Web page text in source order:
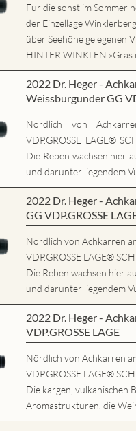
Für die sonst im Sommer
der Einzellage
über Seehöhe gelegenen
HINTER WINKLEN »Gras
2022 Dr. Heger -
Weissburgunder GG
Nördlich von
VDP.GROSSE LAGE®
Die Reben wachsen hier
und darunter liegendem
2022 Dr. Heger -
GG VDP.GROSSE
Nördlich von Achkarren
VDP.GROSSE LAGE®
Die Reben wachsen hier
und darunter liegendem
2022 Dr. Heger -
VDP.GROSSE LAGE
Nördlich von Achkarren
VDP.GROSSE LAGE®
Die kargen, vulkanischen
Aromastrukturen, die